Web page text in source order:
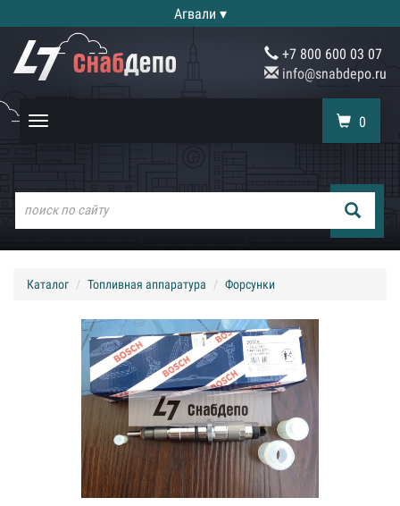
Агвали ▾
+7 800 600 03 07
info@snabdepo.ru
Toggle
0
Каталог Топливная аппаратура Форсунки